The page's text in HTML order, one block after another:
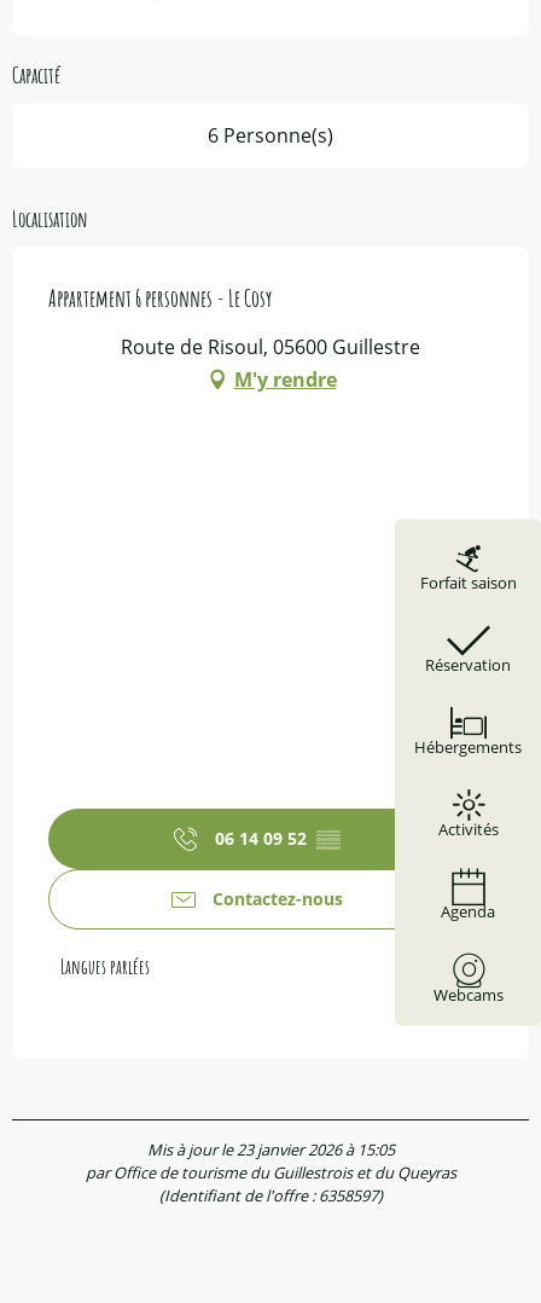
Forfait saison
Réservation
Hébergements
Activités
Agenda
Webcams
Capacité
6 Personne(s)
Localisation
Appartement 6 personnes - Le Cosy
Route de Risoul, 05600 Guillestre
M'y rendre
06 14 09 52 ▒▒
Contactez-nous
Langues parlées
Langues parlées
Mis à jour le 23 janvier 2026 à 15:05
par Office de tourisme du Guillestrois et du Queyras
(Identifiant de l'offre :6358597)